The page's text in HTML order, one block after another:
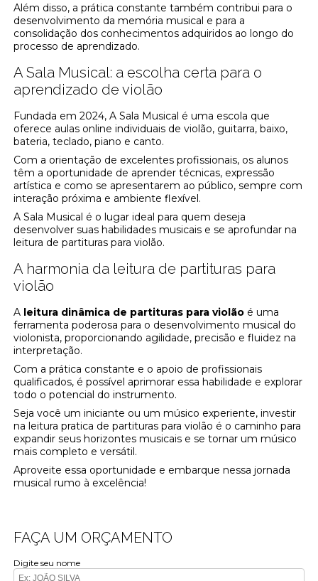
Além disso, a prática constante também contribui para o
desenvolvimento da memória musical e para a
consolidação dos conhecimentos adquiridos ao longo do
processo de aprendizado.
A Sala Musical: a escolha certa para o
aprendizado de violão
Fundada em 2024, A Sala Musical é uma escola que
oferece aulas online individuais de violão, guitarra, baixo,
bateria, teclado, piano e canto.
Com a orientação de excelentes profissionais, os alunos
têm a oportunidade de aprender técnicas, expressão
artística e como se apresentarem ao público, sempre com
interação próxima e ambiente flexível.
A Sala Musical é o lugar ideal para quem deseja
desenvolver suas habilidades musicais e se aprofundar na
leitura de partituras para violão.
A harmonia da leitura de partituras para
violão
A leitura dinâmica de partituras para violão é uma
ferramenta poderosa para o desenvolvimento musical do
violonista, proporcionando agilidade, precisão e fluidez na
interpretação.
Com a prática constante e o apoio de profissionais
qualificados, é possível aprimorar essa habilidade e explorar
todo o potencial do instrumento.
Seja você um iniciante ou um músico experiente, investir
na leitura pratica de partituras para violão é o caminho para
expandir seus horizontes musicais e se tornar um músico
mais completo e versátil.
Aproveite essa oportunidade e embarque nessa jornada
musical rumo à excelência!
FAÇA UM ORÇAMENTO
Digite seu nome